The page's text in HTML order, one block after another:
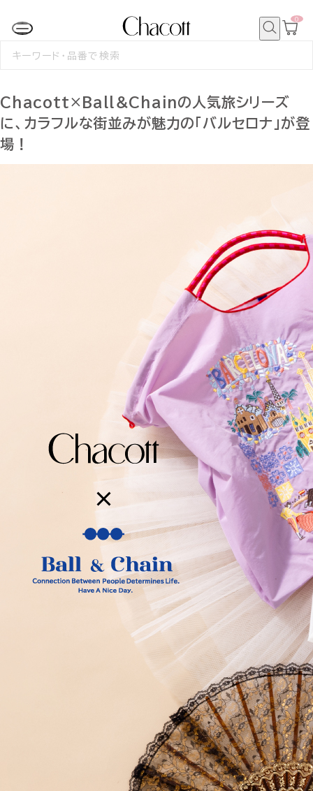
カ
0
検
Chacott×Ball＆Chainの人気旅シリーズ
に、カラフルな街並みが魅力の「バルセロナ」が登
場！